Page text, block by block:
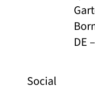
DE
Social